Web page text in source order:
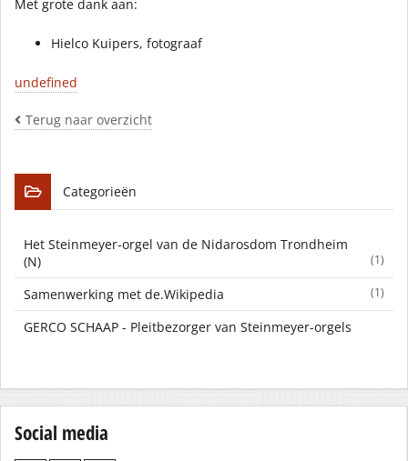
Met grote dank aan:
Hielco Kuipers, fotograaf
undefined
Terug naar overzicht
Categorieën
Het Steinmeyer-orgel van de Nidarosdom Trondheim
(N)
(1)
Samenwerking met de.Wikipedia (1)
GERCO SCHAAP - Pleitbezorger van Steinmeyer-orgels
Social media